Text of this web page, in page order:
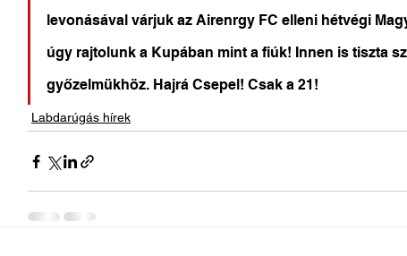
levonásával várjuk az Airenrgy FC elleni hétvégi
úgy rajtolunk a Kupában mint a fiúk! Innen is tiszta
győzelmükhöz. Hajrá Csepel! Csak a 21!
Labdarúgás hírek